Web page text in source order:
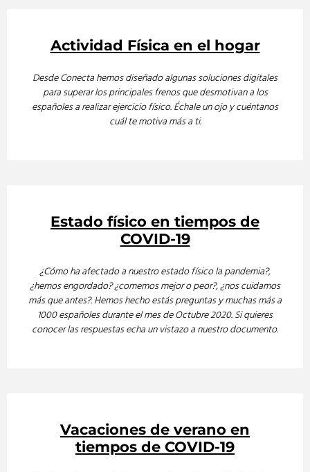
Actividad Física en el hogar
Desde Conecta hemos diseñado algunas soluciones digitales
para superar los principales frenos que desmotivan a los
españoles a realizar ejercicio físico. Échale un ojo y cuéntanos
cuál te motiva más a ti.
Estado físico en tiempos de
COVID-19
¿Cómo ha afectado a nuestro estado físico la pandemia?,
¿hemos engordado? ¿comemos mejor o peor?, ¿nos cuidamos
más que antes?. Hemos hecho estás preguntas y muchas más a
1000 españoles durante el mes de Octubre 2020. Si quieres
conocer las respuestas echa un vistazo a nuestro documento.
Vacaciones de verano en
tiempos de COVID-19